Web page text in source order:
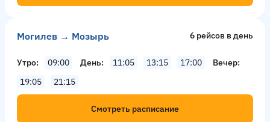
Могилев → Мозырь 6 рейсов в день
Утро 09:00 День 11:05 13:15 17:00
Вечер
19:05
21:15
Смотреть расписание